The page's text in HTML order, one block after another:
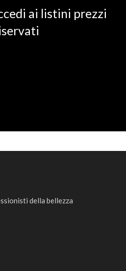
ai listini prezzi
della bellezza